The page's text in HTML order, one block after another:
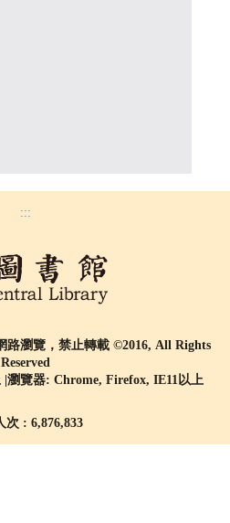
:::
路瀏覽，禁止轉載 ©2016, All Rights
Reserved
覽器: Chrome, Firefox, IE11以上
次 : 6,876,833